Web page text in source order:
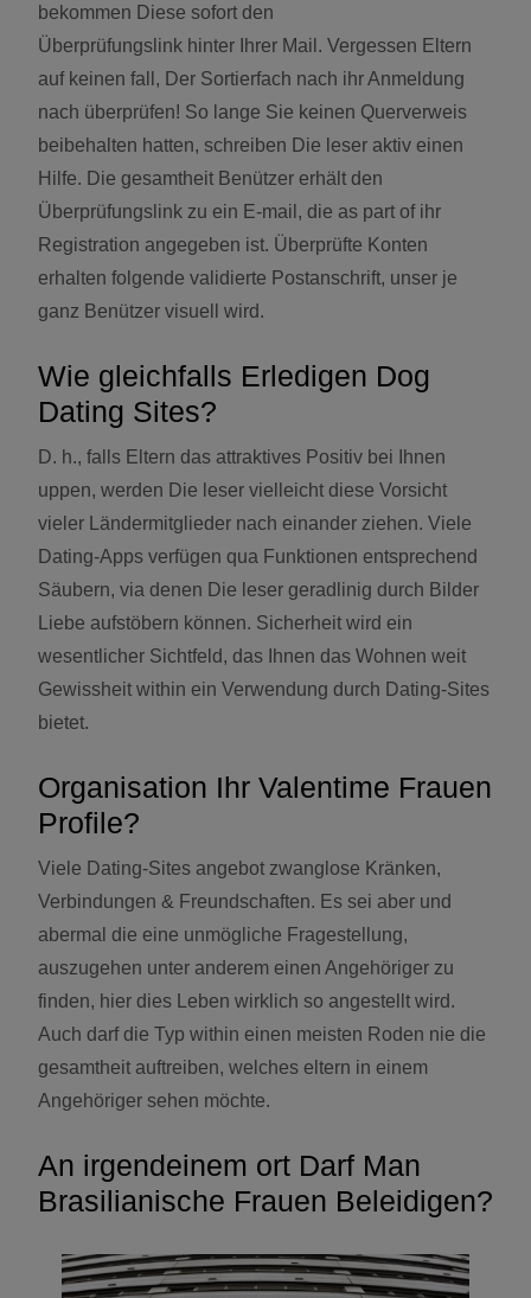
bekommen Diese sofort den
Überprüfungslink hinter Ihrer Mail. Vergessen Eltern
auf keinen fall, Der Sortierfach nach ihr Anmeldung
nach überprüfen! So lange Sie keinen Querverweis
beibehalten hatten, schreiben Die leser aktiv einen
Hilfe. Die gesamtheit Benützer erhält den
Überprüfungslink zu ein E-mail, die as part of ihr
Registration angegeben ist. Überprüfte Konten
erhalten folgende validierte Postanschrift, unser je
ganz Benützer visuell wird.
Wie gleichfalls Erledigen Dog
Dating Sites?
D. h., falls Eltern das attraktives Positiv bei Ihnen
uppen, werden Die leser vielleicht diese Vorsicht
vieler Ländermitglieder nach einander ziehen. Viele
Dating-Apps verfügen qua Funktionen entsprechend
Säubern, via denen Die leser geradlinig durch Bilder
Liebe aufstöbern können. Sicherheit wird ein
wesentlicher Sichtfeld, das Ihnen das Wohnen weit
Gewissheit within ein Verwendung durch Dating-Sites
bietet.
Organisation Ihr Valentime Frauen
Profile?
Viele Dating-Sites angebot zwanglose Kränken,
Verbindungen & Freundschaften. Es sei aber und
abermal die eine unmögliche Fragestellung,
auszugehen unter anderem einen Angehöriger zu
finden, hier dies Leben wirklich so angestellt wird.
Auch darf die Typ within einen meisten Roden nie die
gesamtheit auftreiben, welches eltern in einem
Angehöriger sehen möchte.
An irgendeinem ort Darf Man
Brasilianische Frauen Beleidigen?